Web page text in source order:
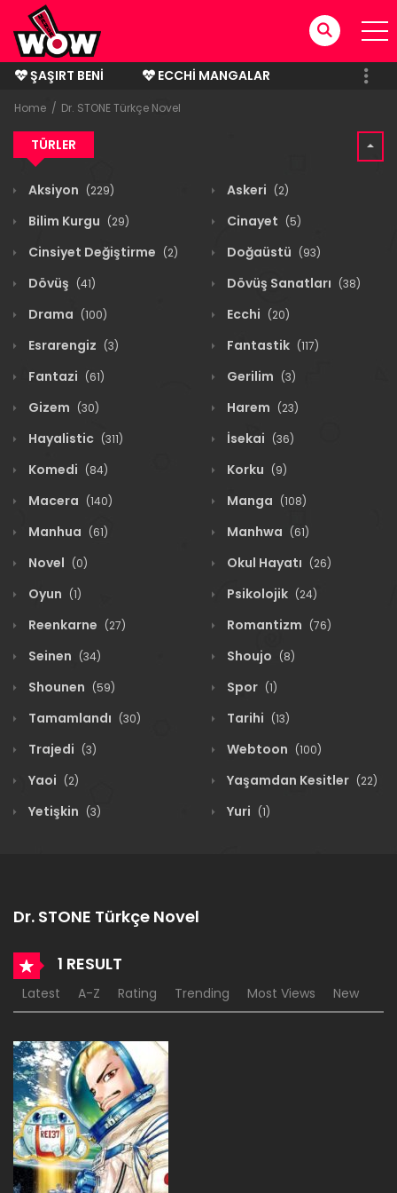
ŞAŞIRT BENI
ECCHI MANGALAR
BITMIŞ MANGALAR
Home Dr. STONE Türkçe Novel
TÜRLER
Aksiyon (229) Askeri (2)
Bilim Kurgu (29) Cinayet (5)
Cinsiyet Değiştirme (2) Doğaüstü (93)
Dövüş (41) Dövüş Sanatları (38)
Drama (100) Ecchi (20)
Esrarengiz (3) Fantastik (117)
Fantazi (61) Gerilim (3)
Gizem (30) Harem (23)
Hayalistic (311) İsekai (36)
Komedi (84) Korku (9)
Macera (140) Manga (108)
Manhua (61) Manhwa (61)
Novel (0) Okul Hayatı (26)
Oyun (1) Psikolojik (24)
Reenkarne (27) Romantizm (76)
Seinen (34) Shoujo (8)
Shounen (59) Spor (1)
Tamamlandı (30) Tarihi (13)
Trajedi (3) Webtoon (100)
Yaoi (2) Yaşamdan Kesitler (22)
Yetişkin (3) Yuri (1)
Dr. STONE Türkçe Novel
1 RESULT
Latest A-Z Rating Trending Most Views New